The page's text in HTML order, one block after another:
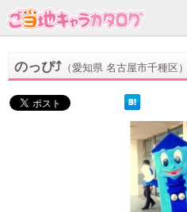
のっぴ⤴ （愛知県 名古屋市千種区）